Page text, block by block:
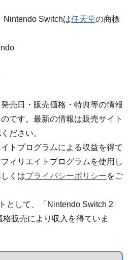
Nintendo Switchは任天堂の商標
売日・販売価格・特典等の情報
です。最新の情報は販売サイト
ださい。
トプログラムによる収益を得て
ィリエイトプログラムを使用し
くはプライバシーポリシーをご
として、「Nintendo Switch 2
販売により収入を得ていま